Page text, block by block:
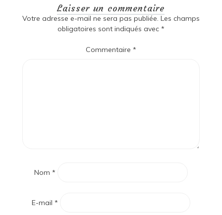
Laisser un commentaire
Votre adresse e-mail ne sera pas publiée. Les champs
obligatoires sont indiqués avec *
Commentaire *
Nom *
E-mail *